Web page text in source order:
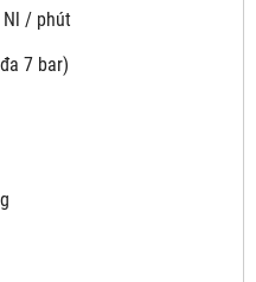
Nl / phút
7 bar)